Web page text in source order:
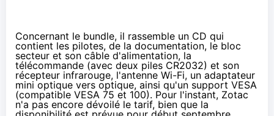
Concernant le bundle, il rassemble un CD qui
contient les pilotes, de la documentation, le bloc
secteur et son câble d'alimentation, la
télécommande (avec deux piles CR2032) et son
récepteur infrarouge, l'antenne Wi-Fi, un adaptateur
mini optique vers optique, ainsi qu'un support VESA
(compatible VESA 75 et 100). Pour l'instant, Zotac
n'a pas encore dévoilé le tarif, bien que la